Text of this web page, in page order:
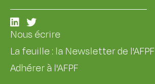
Nous écrire
La feuille : la Newsletter de l'AFPF
Adhérer à l'AFPF